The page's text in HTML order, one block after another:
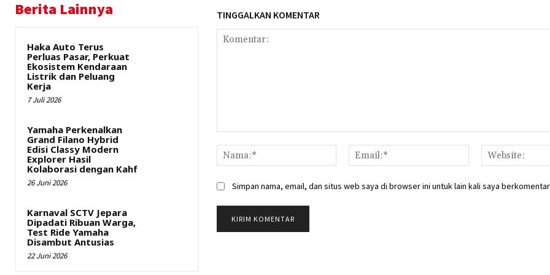
Berita Lainnya
Haka Auto Terus
Perluas Pasar, Perkuat
Ekosistem Kendaraan
Listrik dan Peluang
Kerja
7 Juli 2026
Yamaha Perkenalkan
Grand Filano Hybrid
Edisi Classy Modern
Explorer Hasil
Kolaborasi dengan Kahf
26 Juni 2026
Karnaval SCTV Jepara
Dipadati Ribuan Warga,
Test Ride Yamaha
Disambut Antusias
22 Juni 2026
TINGGALKAN KOMENTAR
Nama:*
Email:*
Simpan nama, email, dan situs web saya di browser ini untuk lain kali saya berkomentar.